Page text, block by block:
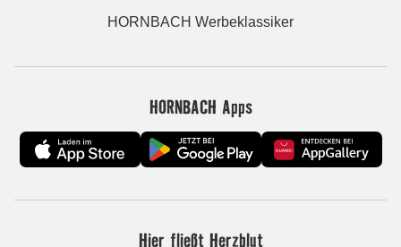
HORNBACH Werbeklassiker
HORNBACH Apps
Hier fließt Herzblut